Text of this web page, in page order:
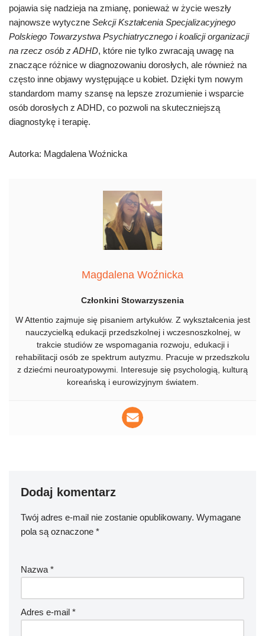
pojawia się nadzieja na zmianę, ponieważ w życie weszły
najnowsze wytyczne Sekcji Kształcenia Specjalizacyjnego
Polskiego Towarzystwa Psychiatrycznego i koalicji organizacji
na rzecz osób z ADHD, które nie tylko zwracają uwagę na
znaczące różnice w diagnozowaniu dorosłych, ale również na
często inne objawy występujące u kobiet. Dzięki tym nowym
standardom mamy szansę na lepsze zrozumienie i wsparcie
osób dorosłych z ADHD, co pozwoli na skuteczniejszą
diagnostykę i terapię.
Autorka: Magdalena Woźnicka
Magdalena Woźnicka
Członkini Stowarzyszenia
W Attentio zajmuje się pisaniem artykułów. Z wykształcenia jest
nauczycielką edukacji przedszkolnej i wczesnoszkolnej, w
trakcie studiów ze wspomagania rozwoju, edukacji i
rehabilitacji osób ze spektrum autyzmu. Pracuje w przedszkolu
z dziećmi neuroatypowymi. Interesuje się psychologią, kulturą
koreańską i eurowizyjnym światem.
Dodaj komentarz
Twój adres e-mail nie zostanie opublikowany. Wymagane
pola są oznaczone *
Nazwa *
Adres e-mail *